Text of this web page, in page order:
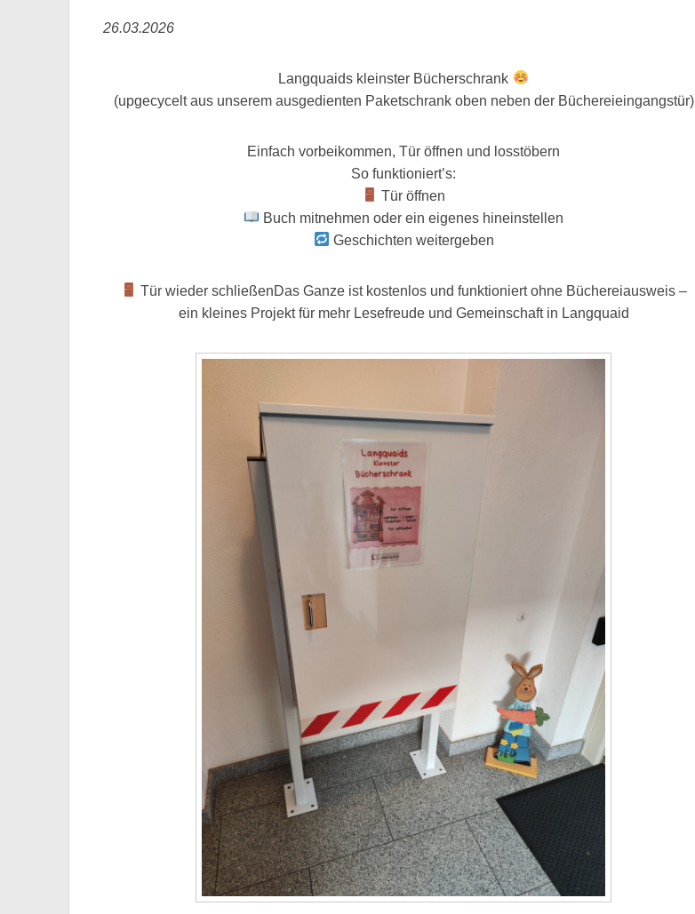
26.03.2026
Langquaids kleinster Bücherschrank
(upgecycelt aus unserem ausgedienten Paketschrank oben neben der Büchereieingangstür)
Einfach vorbeikommen, Tür öffnen und losstöbern
So funktioniert’s:
Tür öffnen
Buch mitnehmen oder ein eigenes hineinstellen
Geschichten weitergeben
Tür wieder schließenDas Ganze ist kostenlos und funktioniert ohne Büchereiausweis –
ein kleines Projekt für mehr Lesefreude und Gemeinschaft in Langquaid